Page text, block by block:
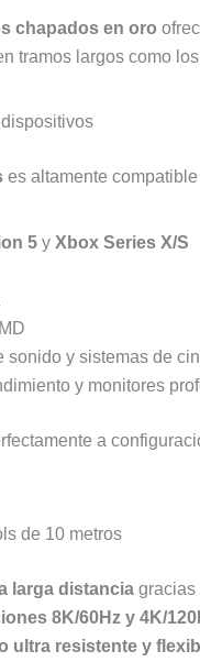
chapados en oro
tramos largos como los
es altamente compatible
5 y Xbox Series X/S
sonido y sistemas de
y monitores
a
de 10 metros
larga distancia gracias
8K/60Hz y 4K/
ultra resistente y